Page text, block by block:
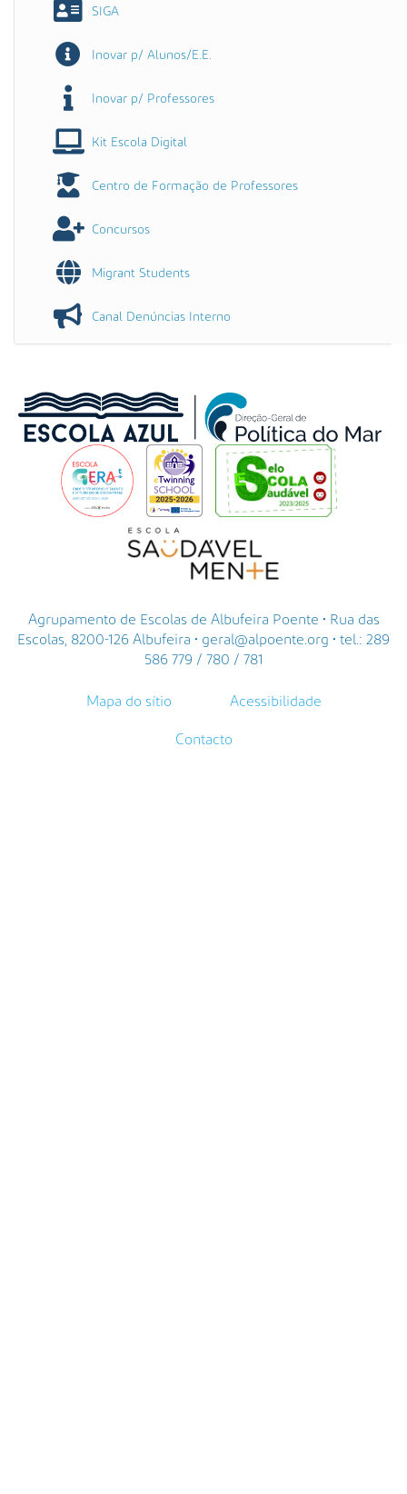
SIGA
Inovar p/ Alunos/E.E.
Inovar p/ Professores
Kit Escola Digital
Centro de Formação de Professores
Concursos
Migrant Students
Canal Denúncias Interno
Agrupamento de Escolas de Albufeira Poente • Rua das
Escolas, 8200-126 Albufeira • geral@alpoente.org • tel.: 289
586 779 / 780 / 781
Mapa do sítio Acessibilidade
Contacto